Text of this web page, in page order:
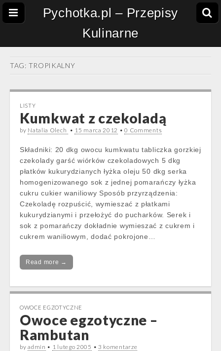
Pychotka.pl – Przepisy
Kulinarne
TAG: TROPIKALNY
LISTY
Kumkwat z czekoladą
by Natalia Olech • 15 marca 2012 •0 Comments
Składniki: 20 dkg owocu kumkwatu tabliczka gorzkiej
czekolady garść wiórków czekoladowych 5 dkg
płatków kukurydzianych łyżka oleju 50 dkg serka
homogenizowanego sok z jednej pomarańczy łyżka
cukru cukier waniliowy Sposób przyrządzenia:
Czekoladę rozpuścić, wymieszać z płatkami
kukurydzianymi i przełożyć do pucharków. Serek i
sok z pomarańczy dokładnie wymieszać z cukrem i
cukrem waniliowym, dodać pokrojone…
Read more →
OWOCE EGZOTYCZNE
Owoce egzotyczne –
Rambutan
byadmin • 1 lutego 2005 • 3 komentarze